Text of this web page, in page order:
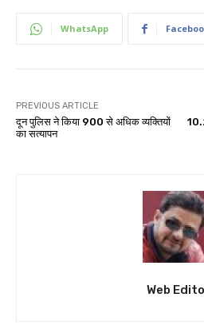
WhatsApp
PREVIOUS ARTICLE
दून पुलिस ने किया 900 से अधिक व्यक्तियों
का सत्यापन
Web